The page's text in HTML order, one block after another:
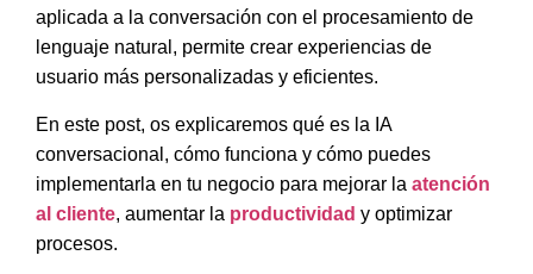
aplicada a la conversación con el procesamiento de
lenguaje natural, permite crear experiencias de
usuario más personalizadas y eficientes.
En este post, os explicaremos qué es la IA
conversacional, cómo funciona y cómo puedes
implementarla en tu negocio para mejorar la atención
al cliente, aumentar la productividad y optimizar
procesos.